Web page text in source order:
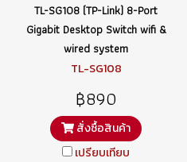
TL-SG108 (TP-Link) 8-Port
Gigabit Desktop Switch wifi &
wired system
TL-SG108
฿890
สั่งซื้อสินค้า
เปรียบเทียบ